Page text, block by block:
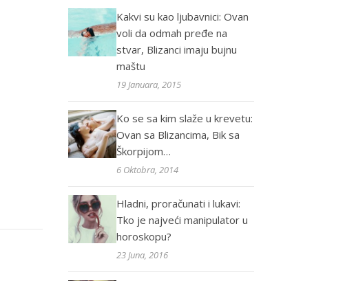
Kakvi su kao ljubavnici: Ovan
voli da odmah pređe na
stvar, Blizanci imaju bujnu
maštu
19 Januara, 2015
Ko se sa kim slaže u krevetu:
Ovan sa Blizancima, Bik sa
Škorpijom…
6 Oktobra, 2014
Hladni, proračunati i lukavi:
Tko je najveći manipulator u
horoskopu?
23 Juna, 2016